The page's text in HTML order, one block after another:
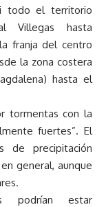
todo el territorio
Villegas hasta
franja del centro
la zona costera
hasta el
tormentas con la
fuertes”. El
de precipitación
general, aunque
podrían estar